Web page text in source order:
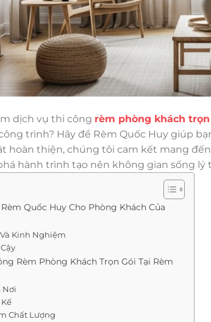
dịch vụ thi công rèm phòng khách
trình? Hãy để Rèm Quốc Huy giúp
hoàn thiện, chúng tôi cam kết mang
hành trình tạo nên không gian sống
Quốc Huy Cho Phòng Khách Của
Kinh Nghiệm
Rèm Phòng Khách Trọn Gói Tại Rèm
Nơi
Chất Lượng